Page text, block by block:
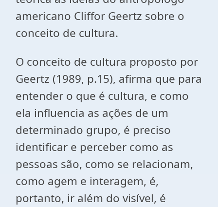
americano Cliffor Geertz sobre o
conceito de cultura.
O conceito de cultura proposto por
Geertz (1989, p.15), afirma que para
entender o que é cultura, e como
ela influencia as ações de um
determinado grupo, é preciso
identificar e perceber como as
pessoas são, como se relacionam,
como agem e interagem, é,
portanto, ir além do visível, é